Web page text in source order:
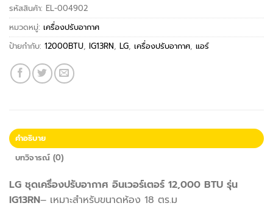
รหัสสินค้า: EL-004902
หมวดหมู่: เครื่องปรับอากาศ
ป้ายกำกับ: 12000BTU, IG13RN, LG, เครื่องปรับอากาศ, แอร์
คำอธิบาย
บทวิจารณ์ (0)
LG ชุดเครื่องปรับอากาศ อินเวอร์เตอร์ 12,000 BTU รุ่น
IG13RN– เหมาะสำหรับขนาดห้อง 18 ตร.ม